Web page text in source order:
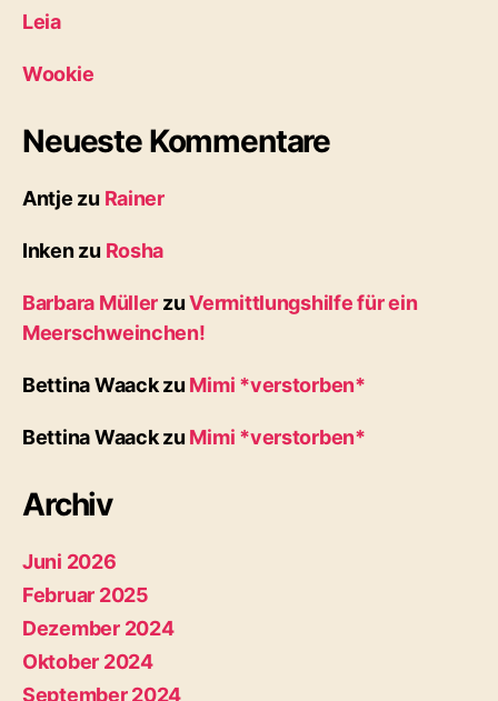
Leia
Wookie
Neueste Kommentare
Antje zu Rainer
Inkenzu Rosha
Barbara Müller zuVermittlungshilfe für ein
Meerschweinchen!
Bettina Waackzu Mimi *verstorben*
Bettina Waackzu Mimi *verstorben*
Archiv
Juni 2026
Februar 2025
Dezember 2024
Oktober 2024
September 2024